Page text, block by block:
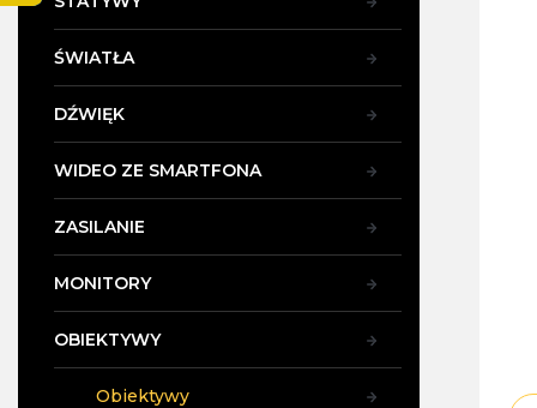
ŚWIATŁA
DŹWIĘK
WIDEO ZE SMARTFONA
ZASILANIE
MONITORY
OBIEKTYWY
Obiektywy